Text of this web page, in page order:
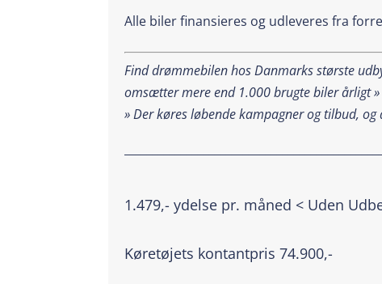
Alle biler finansieres og udleveres fra
Find drømmebilen hos Danmarks største
omsætter mere end 1.000 brugte biler årligt
»Der køres løbende kampagner og tilbud,
1.479,- ydelse pr. måned < Uden
Køretøjets kontantpris 74.900,-